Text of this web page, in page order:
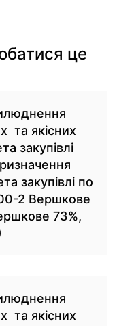
це
та якісних
закупівлі
закупівлі по
2 Вершкове
73%,
та якісних